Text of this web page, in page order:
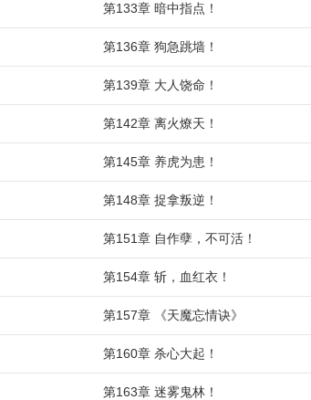
第133章 暗中指点！
第136章 狗急跳墙！
第139章 大人饶命！
第142章 离火燎天！
第145章 养虎为患！
第148章 捉拿叛逆！
第151章 自作孽，不可活！
第154章 斩，血红衣！
第157章 《天魔忘情诀》
第160章 杀心大起！
第163章 迷雾鬼林！